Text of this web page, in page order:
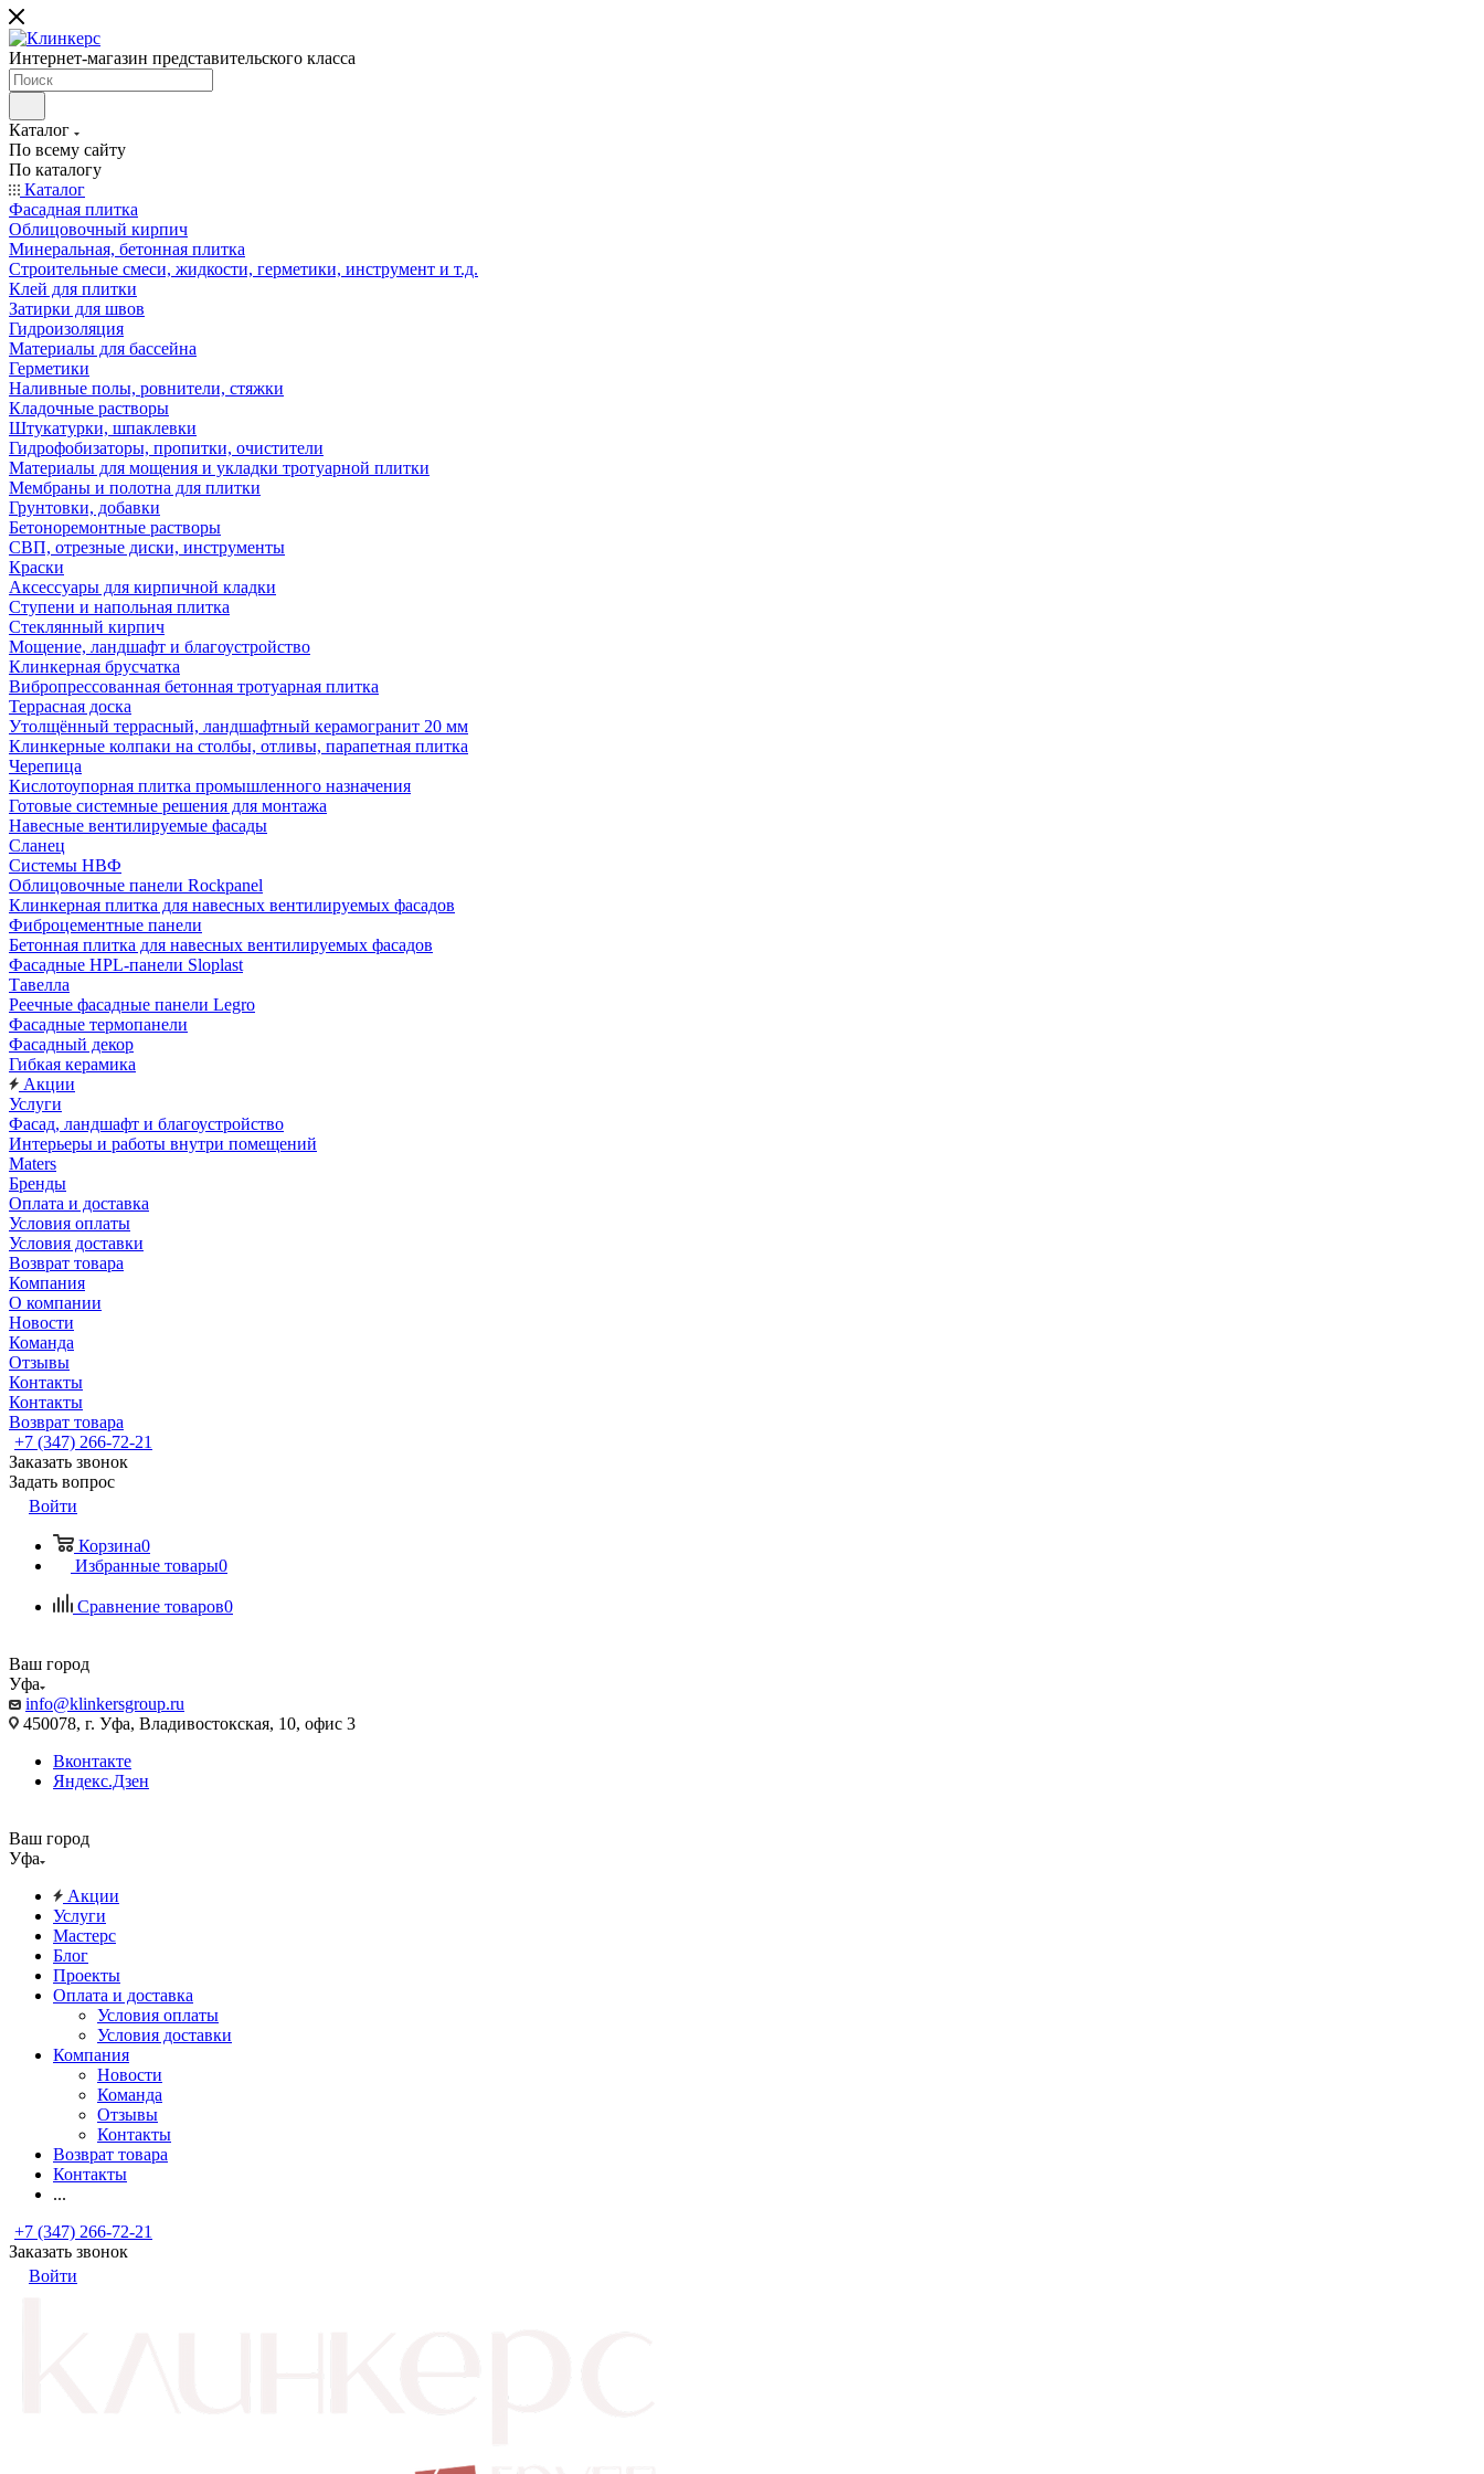
Интернет-магазин представительского класса
Каталог
По всему сайту
По каталогу
Каталог
Фасадная плитка
Облицовочный кирпич
Минеральная, бетонная плитка
Строительные смеси, жидкости, герметики, инструмент и т.д.
Клей для плитки
Затирки для швов
Гидроизоляция
Материалы для бассейна
Герметики
Наливные полы, ровнители, стяжки
Кладочные растворы
Штукатурки, шпаклевки
Гидрофобизаторы, пропитки, очистители
Материалы для мощения и укладки тротуарной плитки
Мембраны и полотна для плитки
Грунтовки, добавки
Бетоноремонтные растворы
СВП, отрезные диски, инструменты
Краски
Аксессуары для кирпичной кладки
Ступени и напольная плитка
Cтеклянный кирпич
Мощение, ландшафт и благоустройство
Клинкерная брусчатка
Вибропрессованная бетонная тротуарная плитка
Террасная доска
Утолщённый террасный, ландшафтный керамогранит 20 мм
Клинкерные колпаки на столбы, отливы, парапетная плитка
Черепица
Кислотоупорная плитка промышленного назначения
Готовые системные решения для монтажа
Навесные вентилируемые фасады
Сланец
Системы НВФ
Облицовочные панели Rockpanel
Клинкерная плитка для навесных вентилируемых фасадов
Фиброцементные панели
Бетонная плитка для навесных вентилируемых фасадов
Фасадные HPL-панели Sloplast
Тавелла
Реечные фасадные панели Legro
Фасадные термопанели
Фасадный декор
Гибкая керамика
Акции
Услуги
Фасад, ландшафт и благоустройство
Интерьеры и работы внутри помещений
Maters
Бренды
Оплата и доставка
Условия оплаты
Условия доставки
Возврат товара
Компания
О компании
Новости
Команда
Отзывы
Контакты
Контакты
Возврат товара
+7 (347) 266-72-21
Заказать звонок
Задать вопрос
Войти
Корзина0
Избранные товары0
Сравнение товаров0
Ваш город
Уфа
info@klinkersgroup.ru
450078, г. Уфа, Владивостокская, 10, офис 3
Вконтакте
Яндекс.Дзен
Ваш город
Уфа
Акции
Услуги
Мастерс
Блог
Проекты
Оплата и доставка
Условия оплаты
Условия доставки
Компания
Новости
Команда
Отзывы
Контакты
Возврат товара
Контакты
...
+7 (347) 266-72-21
Заказать звонок
Войти